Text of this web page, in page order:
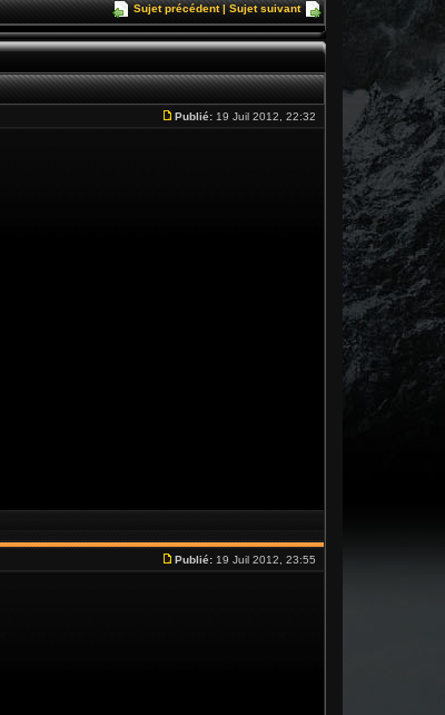
Sujet précédent|Sujet suivant
Publié: 19 Juil 2012, 22:32
Publié: 19 Juil 2012, 23:55